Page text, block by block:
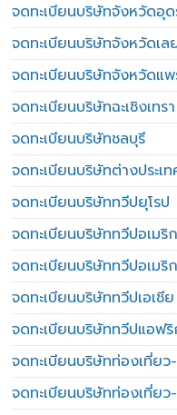
จดทะเบียนบริษัทจังหวัดอุ
จดทะเบียนบริษัทจังหวัดเล
จดทะเบียนบริษัทจังหวัดแ
จดทะเบียนบริษัทฉะเชิงเทรา
จดทะเบียนบริษัทชลบุรี
จดทะเบียนบริษัทต่างประเ
จดทะเบียนบริษัททวีปยุโรป
จดทะเบียนบริษัททวีปอเมริ
จดทะเบียนบริษัททวีปอเมริ
จดทะเบียนบริษัททวีปเอเชีย
จดทะเบียนบริษัททวีปแอฟริ
จดทะเบียนบริษัทท่องเที่ย
จดทะเบียนบริษัทท่องเที่ย